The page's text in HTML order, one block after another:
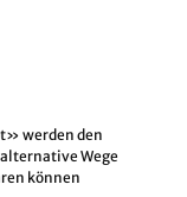
werden den
Wege
können